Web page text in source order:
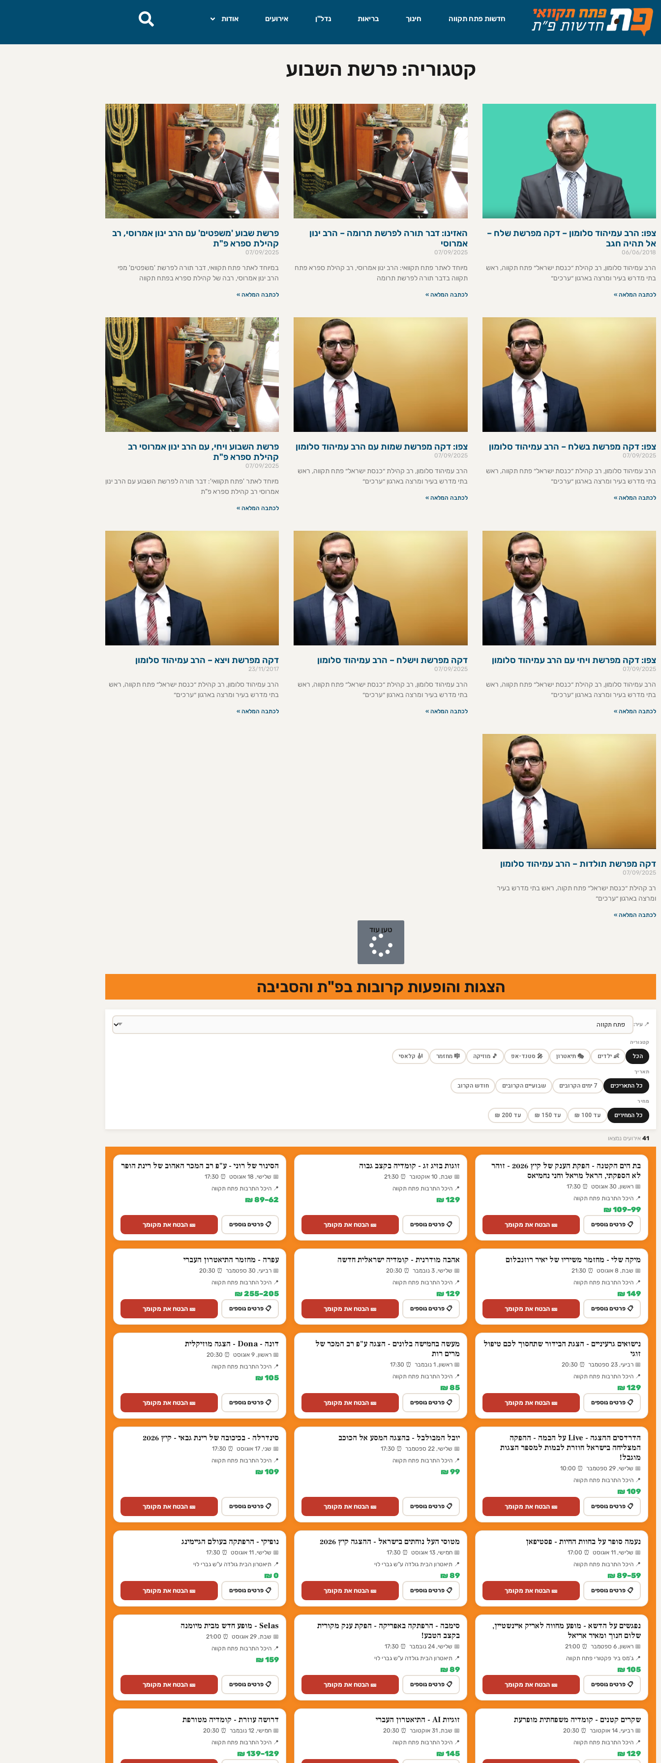
חדשות פתח תקווה חינוך בריאות נדל"ן אירועים אודות
קטגוריה: פרשת השבוע
צפו: הרב עמיהוד סלומון – דקה מפרשת שלח –
אל תהיה חגב
06/06/2018
הרב עמיהוד סלומון, רב קהילת ״כנסת ישראל״ פתח תקווה, ראש
בתי מדרש בעיר ומרצה בארגון ״ערכים״
לכתבה המלאה »
האזינו: דבר תורה לפרשת תרומה – הרב ינון
אמרוסי
07/09/2025
מיוחד לאתר פתח תקוואי: הרב ינון אמרוסי, רב קהילת ספרא פתח
תקווה בדבר תורה לפרשת תרומה
לכתבה המלאה »
פרשת שבוע 'משפטים' עם הרב ינון אמרוסי, רב
קהילת ספרא פ"ת
07/09/2025
במיוחד לאתר פתח תקוואי, דבר תורה לפרשת 'משפטים' מפי
הרב ינון אמרוסי, רבה של קהילת ספרא בפתח תקווה
לכתבה המלאה »
צפו: דקה מפרשת בשלח – הרב עמיהוד סלומון
07/09/2025
הרב עמיהוד סלומון, רב קהילת ״כנסת ישראל״ פתח תקווה, ראש
בתי מדרש בעיר ומרצה בארגון ״ערכים״
לכתבה המלאה »
צפו: דקה מפרשת שמות עם הרב עמיהוד סלומון
07/09/2025
הרב עמיהוד סלומון, רב קהילת ״כנסת ישראל״ פתח תקווה, ראש
בתי מדרש בעיר ומרצה בארגון ״ערכים״
לכתבה המלאה »
פרשת השבוע ויחי, עם הרב ינון אמרוסי רב
קהילת ספרא פ"ת
07/09/2025
מיוחד לאתר 'פתח תקוואי': דבר תורה לפרשת השבוע עם הרב ינון
אמרוסי רב קהילת ספרא פ"ת
לכתבה המלאה »
צפו: דקה מפרשת ויחי עם הרב עמיהוד סלומון
07/09/2025
הרב עמיהוד סלומון, רב קהילת ״כנסת ישראל״ פתח תקווה, ראש
בתי מדרש בעיר ומרצה בארגון ״ערכים״
לכתבה המלאה »
דקה מפרשת וישלח – הרב עמיהוד סלומון
07/09/2025
הרב עמיהוד סלומון, רב קהילת ״כנסת ישראל״ פתח תקווה, ראש
בתי מדרש בעיר ומרצה בארגון ״ערכים״
לכתבה המלאה »
דקה מפרשת ויצא – הרב עמיהוד סלומון
23/11/2017
הרב עמיהוד סלומון, רב קהילת ״כנסת ישראל״ פתח תקווה, ראש
בתי מדרש בעיר ומרצה בארגון ״ערכים״
לכתבה המלאה »
דקה מפרשת תולדות – הרב עמיהוד סלומון
07/09/2025
רב קהילת ״כנסת ישראל״ פתח תקוה, ראש בתי מדרש בעיר
ומרצה בארגון ״ערכים״
לכתבה המלאה »
טען עוד
הצגות והופעות קרובות בפ"ת והסביבה
📍 עיר:
קטגוריה
הכל 👶 ילדים 🎭 תיאטרון 🎤 סטנד-אפ 🎵 מוזיקה 🎼 מחזמר 🎻 קלאסי
תאריך
כל התאריכים 7 ימים הקרובים שבועיים הקרובים חודש הקרוב
מחיר
כל המחירים עד 100 ₪ עד 150 ₪ עד 200 ₪
41 אירועים נמצאו
בת הים הקטנה - הפקת הענק של קיץ 2026 - זוהר
לא הספקתי, הראל מויאל וחני נחמיאס
📅 ראשון, 30 אוגוסט ⏰ 17:30
📍 היכל התרבות פתח תקווה
99–109 ₪
📋 פרטים נוספים 🎫 הבטח את מקומך
זוגות בזיג זג - קומדיה בקצב גבוה
📅 שבת, 10 אוקטובר ⏰ 21:30
📍 היכל התרבות פתח תקווה
129 ₪
📋 פרטים נוספים 🎫 הבטח את מקומך
הסינור של רוני - ע"פ רב המכר האהוב של רינת הופר
📅 שלישי, 18 אוגוסט ⏰ 17:30
📍 היכל התרבות פתח תקווה
62–89 ₪
📋 פרטים נוספים 🎫 הבטח את מקומך
מיקה שלי - מחזמר משיריו של יאיר רוזנבלום
📅 שבת, 8 אוגוסט ⏰ 21:30
📍 היכל התרבות פתח תקווה
149 ₪
📋 פרטים נוספים 🎫 הבטח את מקומך
אהבה מודרנית - קומדיה ישראלית חדשה
📅 שלישי, 3 נובמבר ⏰ 20:30
📍 היכל התרבות פתח תקווה
129 ₪
📋 פרטים נוספים 🎫 הבטח את מקומך
עפרה - מחזמר התיאטרון העברי
📅 רביעי, 30 ספטמבר ⏰ 20:30
📍 היכל התרבות פתח תקווה
205–255 ₪
📋 פרטים נוספים 🎫 הבטח את מקומך
נישואים גרעיניים - הצגת הבידור שתחסוך לכם טיפול
זוגי
📅 רביעי, 23 ספטמבר ⏰ 20:30
📍 היכל התרבות פתח תקווה
129 ₪
📋 פרטים נוספים 🎫 הבטח את מקומך
מעשה בחמישה בלונים - הצגה ע"פ רב המכר של
מרים רות
📅 ראשון, 1 נובמבר ⏰ 17:30
📍 היכל התרבות פתח תקווה
85 ₪
📋 פרטים נוספים 🎫 הבטח את מקומך
דונה - Dona - הצגה מוזיקלית
📅 ראשון, 9 אוגוסט ⏰ 20:30
📍 היכל התרבות פתח תקווה
105 ₪
📋 פרטים נוספים 🎫 הבטח את מקומך
הדרדסים ההצגה - Live על הבמה - ההפקה
המצליחה בישראל חוזרת לבמות למספר הצגות
מוגבל!
📅 שלישי, 29 ספטמבר ⏰ 10:00
📍 היכל התרבות פתח תקווה
109 ₪
📋 פרטים נוספים 🎫 הבטח את מקומך
יובל המבולבל - בהצגה המסע אל הכוכב
📅 שלישי, 22 ספטמבר ⏰ 17:30
📍 היכל התרבות פתח תקווה
99 ₪
📋 פרטים נוספים 🎫 הבטח את מקומך
סינדרלה - בכיכובה של רינת גבאי - קיץ 2026
📅 שני, 17 אוגוסט ⏰ 17:30
📍 היכל התרבות פתח תקווה
109 ₪
📋 פרטים נוספים 🎫 הבטח את מקומך
נעמה סופר על בחוות החיות - פסטיפאן
📅 שלישי, 11 אוגוסט ⏰ 17:00
📍 היכל התרבות פתח תקווה
59–89 ₪
📋 פרטים נוספים 🎫 הבטח את מקומך
מטוסי העל נוחתים בישראל - ההצגה קיץ 2026
📅 חמישי, 13 אוגוסט ⏰ 17:30
📍 תיאטרון הבית גולדה ע"ש גברי לוי
89 ₪
📋 פרטים נוספים 🎫 הבטח את מקומך
נופיקי - הרפתקה בעולם הגיימינג
📅 שלישי, 11 אוגוסט ⏰ 17:30
📍 תיאטרון הבית גולדה ע"ש גברי לוי
0 ₪
📋 פרטים נוספים 🎫 הבטח את מקומך
נפגשים על הדשא - מופע מחווה לאריק איינשטיין,
שלום חנוך ומאיר אריאל
📅 ראשון, 6 ספטמבר ⏰ 21:00
📍 ג'מס ביר פקטורי פתח תקווה
105 ₪
📋 פרטים נוספים 🎫 הבטח את מקומך
סימבה - הרפתקה באפריקה - הפקת ענק מקורית
בקצב הטבע!
📅 שלישי, 24 נובמבר ⏰ 17:30
📍 תיאטרון הבית גולדה ע"ש גברי לוי
89 ₪
📋 פרטים נוספים 🎫 הבטח את מקומך
Selas - מופע חדש מבית מיומנה
📅 שבת, 29 אוגוסט ⏰ 21:00
📍 היכל התרבות פתח תקווה
159 ₪
📋 פרטים נוספים 🎫 הבטח את מקומך
שקרים קטנים - קומדיה משפחתית מופרעת
📅 רביעי, 14 אוקטובר ⏰ 20:30
📍 היכל התרבות פתח תקווה
129 ₪
זוגיות AI - התיאטרון העברי
📅 שבת, 31 אוקטובר ⏰ 20:30
📍 היכל התרבות פתח תקווה
145 ₪
דרושה עוזרת - קומדיה מטורפת
📅 חמישי, 12 נובמבר ⏰ 20:30
📍 היכל התרבות פתח תקווה
129–139 ₪